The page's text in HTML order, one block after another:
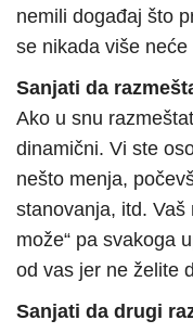
nemili događaj što
se nikada više neće
Sanjati da
Ako u snu
dinamični. Vi ste
nešto menja,
stanovanja, itd. Vaš
može“ pa svakoga
od vas jer ne želite
Sanjati da drugi